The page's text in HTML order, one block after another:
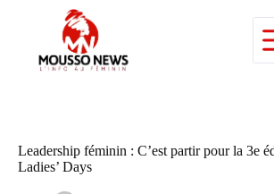
Leadership féminin : C’est partir pour la 3e
Ladies’ Days